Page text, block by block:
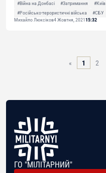
#Війна на Донбасі #Затримання #Київ
#Російсько-терористичні війська
#СБУ
Михайло Люксіков4 Жовтня, 202115:32
« 1 2
ГО "МІЛІТАРНИЙ"